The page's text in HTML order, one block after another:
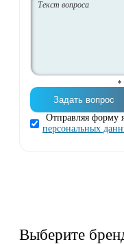
*
Отправляя форму
персональных
Выберите